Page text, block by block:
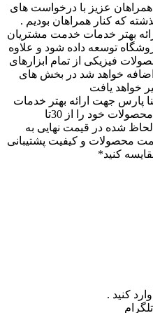
عزیز با درخواست های
طول 6 سال گذشته که کنار همراهان بودیم .
بهتر خدمات خدمت مشتریان
توسعه داده شود و علاوه
فیزیکی از تمام ابزارهای
اضافه خواهد شد در بخش های
خواهد یافت
پارس جهت ارائه بهتر خدمات
خدمت مشتریان عزیز. تمام محصولات خود را از 30تا
شده در قیمت نهایی به
محصولات و کیفیت پشتیبانی
کنید*
کنید .